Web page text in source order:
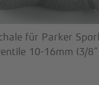
für Parker
10-16mm (3/